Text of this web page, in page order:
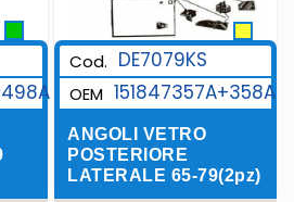
Cod. DE7079KS
OEM 151847357A+358A
ANGOLI VETRO
POSTERIORE
LATERALE 65-79(2pz)